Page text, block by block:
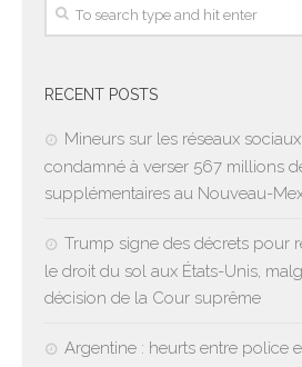
RECENT POSTS
Mineurs sur les réseaux
condamné à verser 567 millions
supplémentaires au Nouveau-
Trump signe des décrets pour
le droit du sol aux États-Unis,
décision de la Cour suprême
Argentine : heurts entre police